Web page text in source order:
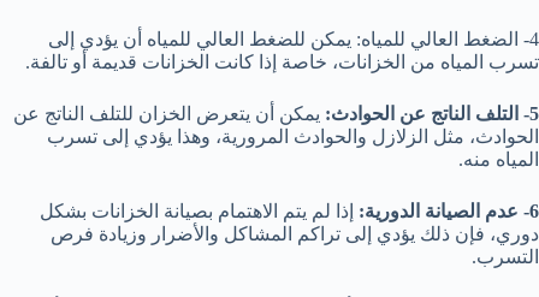
4- الضغط العالي للمياه: يمكن للضغط العالي للمياه أن يؤدي إلى
تسرب المياه من الخزانات، خاصة إذا كانت الخزانات قديمة أو تالفة.
5- التلف الناتج عن الحوادث:
يمكن أن يتعرض الخزان للتلف الناتج عن
الحوادث، مثل الزلازل والحوادث المرورية، وهذا يؤدي إلى تسرب
المياه منه.
6- عدم الصيانة الدورية:
إذا لم يتم الاهتمام بصيانة الخزانات بشكل
دوري، فإن ذلك يؤدي إلى تراكم المشاكل والأضرار وزيادة فرص
التسرب.